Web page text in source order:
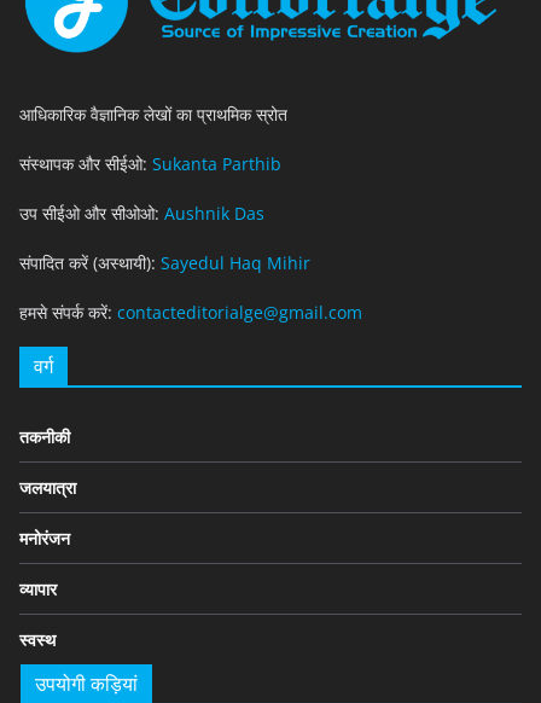
आधिकारिक वैज्ञानिक लेखों का प्राथमिक स्रोत
संस्थापक और सीईओ: Sukanta Parthib
उप सीईओ और सीओओ: Aushnik Das
संपादित करें (अस्थायी): Sayedul Haq Mihir
हमसे संपर्क करें: contacteditorialge@gmail.com
वर्ग
तकनीकी
जलयात्रा
मनोरंजन
व्यापार
स्वस्थ
उपयोगी कड़ियां